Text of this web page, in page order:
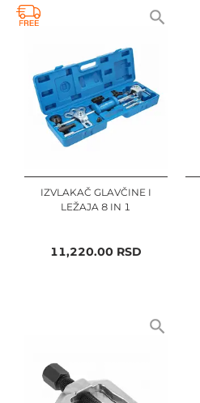
IZVLAKAČ GLAVČINE I
LEŽAJA 8 IN 1
11,220.00RSD